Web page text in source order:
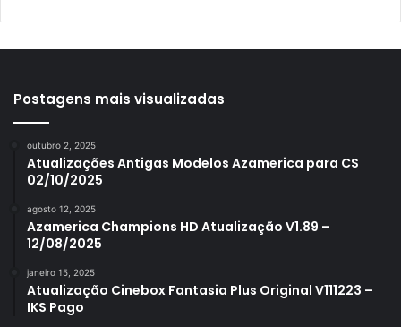
Azamerica S1005
Azamerica S1006 Plus
Azamerica S1007 New
Azamerica S1009
Postagens mais visualizadas
outubro 2, 2025
Atualizações Antigas Modelos Azamerica para CS
02/10/2025
agosto 12, 2025
Azamerica Champions HD Atualização V1.89 –
12/08/2025
janeiro 15, 2025
Atualização Cinebox Fantasia Plus Original V111223 –
IKS Pago